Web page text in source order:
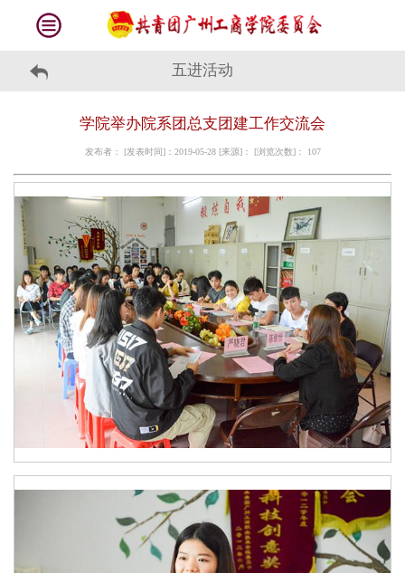
五进活动
学院举办院系团总支团建工作交流会
发布者： [发表时间]：2019-05-28 [来源]： [浏览次数]： 107